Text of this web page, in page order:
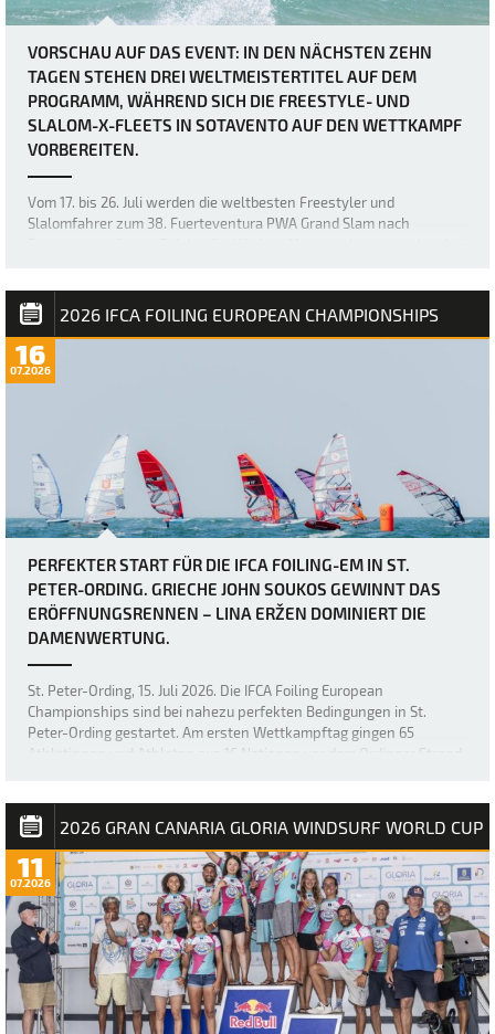
VORSCHAU AUF DAS EVENT: IN DEN NÄCHSTEN ZEHN
TAGEN STEHEN DREI WELTMEISTERTITEL AUF DEM
PROGRAMM, WÄHREND SICH DIE FREESTYLE- UND
SLALOM-X-FLEETS IN SOTAVENTO AUF DEN WETTKAMPF
VORBEREITEN.
Vom 17. bis 26. Juli werden die weltbesten Freestyler und
Slalomfahrer zum 38. Fuerteventura PWA Grand Slam nach
Frauen sowie die Weltmeistertitel i…
2026 IFCA FOILING EUROPEAN CHAMPIONSHIPS
16
07.2026
PERFEKTER START FÜR DIE IFCA FOILING-EM IN ST.
PETER-ORDING. GRIECHE JOHN SOUKOS GEWINNT DAS
ERÖFFNUNGSRENNEN – LINA ERŽEN DOMINIERT DIE
DAMENWERTUNG.
St. Peter-Ording, 15. Juli 2026. Die IFCA Foiling European
Championships sind bei nahezu perfekten Bedingungen in St.
Peter-Ording gestartet. Am ersten Wettkampftag gingen 65
Athletinnen und Athleten aus 16 Nationen vor dem Ordinger Strand
2026 GRAN CANARIA GLORIA WINDSURF WORLD CUP
11
07.2026